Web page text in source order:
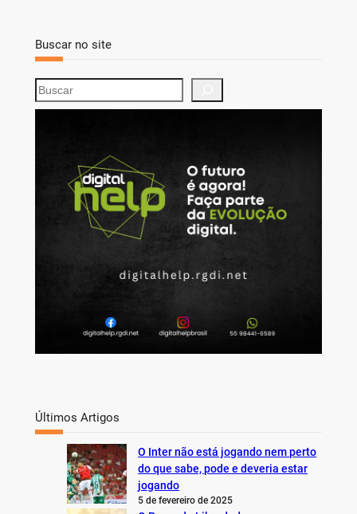
Buscar no site
S
e
Últimos Artigos
O Inter não está jogando nem perto
do que sabe, pode e deveria estar
jogando
5 de fevereiro de 2025